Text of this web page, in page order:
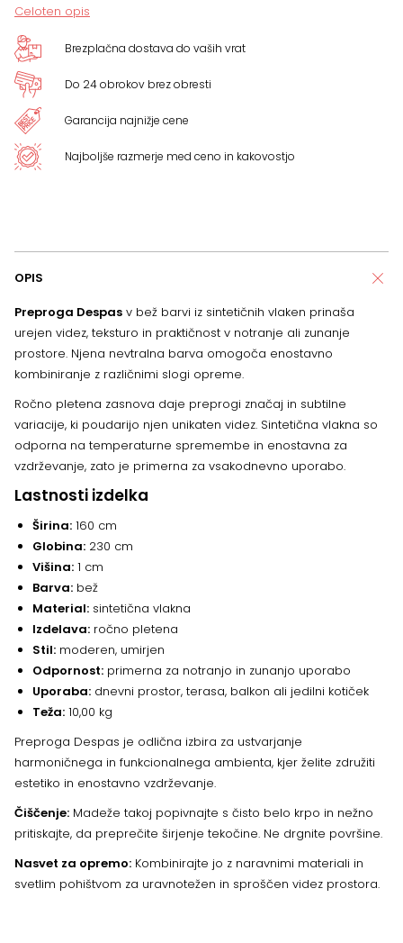
Celoten opis
Brezplačna dostava do vaših vrat
Do 24 obrokov brez obresti
Garancija najnižje cene
Najboljše razmerje med ceno in kakovostjo
OPIS
Preproga Despas v bež barvi iz sintetičnih vlaken prinaša
urejen videz, teksturo in praktičnost v notranje ali zunanje
prostore. Njena nevtralna barva omogoča enostavno
kombiniranje z različnimi slogi opreme.
Ročno pletena zasnova daje preprogi značaj in subtilne
variacije, ki poudarijo njen unikaten videz. Sintetična vlakna so
odporna na temperaturne spremembe in enostavna za
vzdrževanje, zato je primerna za vsakodnevno uporabo.
Lastnosti izdelka
Širina: 160 cm
Globina: 230 cm
Višina: 1 cm
Barva: bež
Material: sintetična vlakna
Izdelava: ročno pletena
Stil: moderen, umirjen
Odpornost: primerna za notranjo in zunanjo uporabo
Uporaba: dnevni prostor, terasa, balkon ali jedilni kotiček
Teža: 10,00 kg
Preproga Despas je odlična izbira za ustvarjanje
harmoničnega in funkcionalnega ambienta, kjer želite združiti
estetiko in enostavno vzdrževanje.
Čiščenje: Madeže takoj popivnajte s čisto belo krpo in nežno
pritiskajte, da preprečite širjenje tekočine. Ne drgnite površine.
Nasvet za opremo: Kombinirajte jo z naravnimi materiali in
svetlim pohištvom za uravnotežen in sproščen videz prostora.